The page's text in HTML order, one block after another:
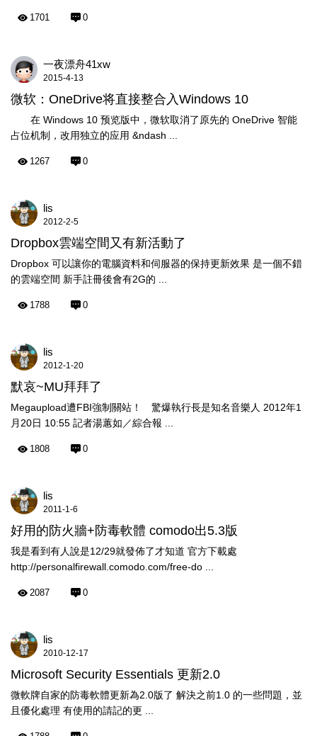
1701 0
一夜漂舟41xw
2015-4-13
微软：OneDrive将直接整合入Windows 10
在 Windows 10 预览版中，微软取消了原先的 OneDrive 智能
占位机制，改用独立的应用 &ndash ...
1267 0
lis
2012-2-5
Dropbox雲端空間又有新活動了
Dropbox 可以讓你的電腦資料和伺服器的保持更新效果 是一個不錯
的雲端空間 新手註冊後會有2G的 ...
1788 0
lis
2012-1-20
默哀~MU拜拜了
Megaupload遭FBI強制關站！ 驚爆執行長是知名音樂人 2012年1
月20日 10:55 記者湯蕙如／綜合報 ...
1808 0
lis
2011-1-6
好用的防火牆+防毒軟體 comodo出5.3版
我是看到有人說是12/29就發佈了才知道 官方下載處
http://personalfirewall.comodo.com/free-do ...
2087 0
lis
2010-12-17
Microsoft Security Essentials 更新2.0
微軟牌自家的防毒軟體更新為2.0版了 解決之前1.0 的一些問題，並
且優化處理 有使用的請記的更 ...